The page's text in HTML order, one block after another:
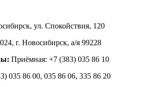
ул. Спокойствия, 120
г. Новосибирск, а/я 99228
Приёмная: +7 (383) 035 86 10
035 86 00, 035 86 06, 335 86 20